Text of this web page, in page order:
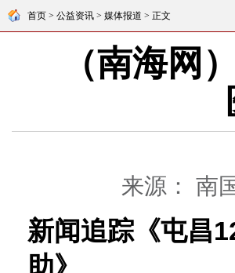
首页 > 公益资讯 > 媒体报道 > 正文
（南海网
来源： 南国
新闻追踪《屯昌
助》